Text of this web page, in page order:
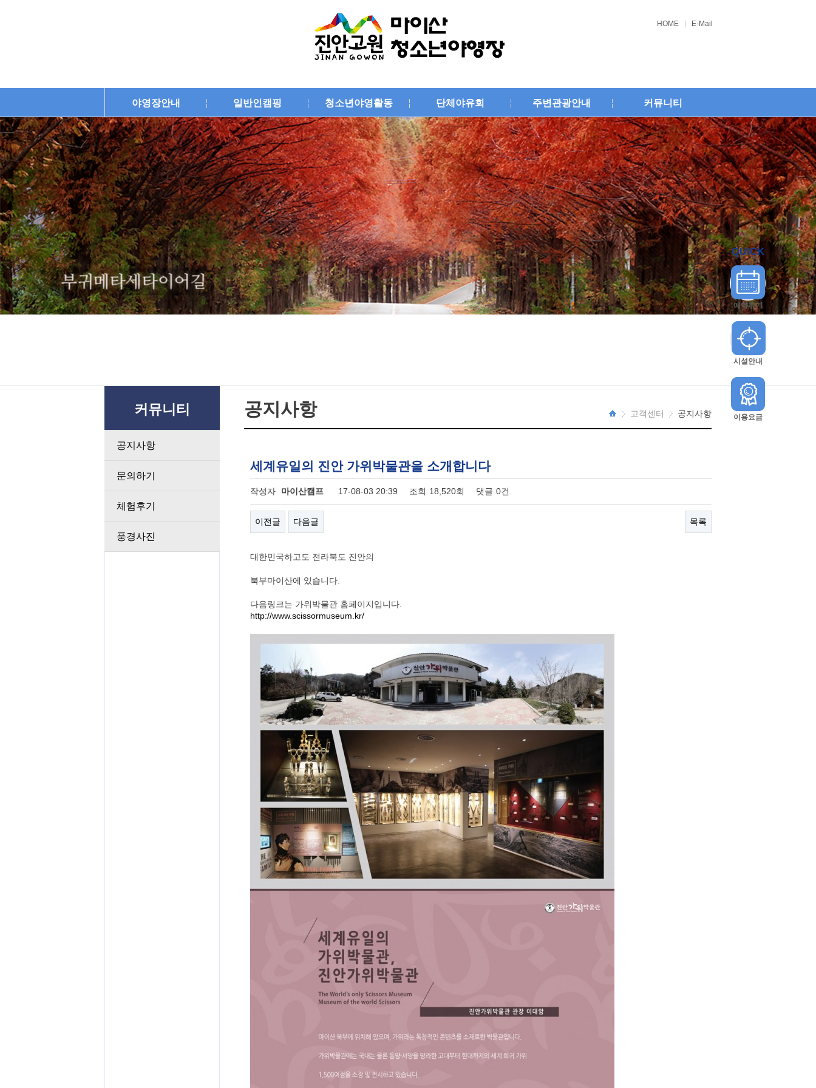
HOME E-Mail
야영장안내 일반인캠핑 청소년야영활동 단체야유회 주변관광안내 커뮤니티
커뮤니티
공지사항
문의하기
체험후기
풍경사진
공지사항 고객센터 공지사항
세계유일의 진안 가위박물관을 소개합니다
작성자 마이산캠프 17-08-03 20:39 조회 18,520회 댓글 0건
이전글 다음글 목록
대한민국하고도 전라북도 진안의
북부마이산에 있습니다.
다음링크는 가위박물관 홈페이지입니다.
http://www.scissormuseum.kr/
QUICK
예약하기
시설안내
이용요금